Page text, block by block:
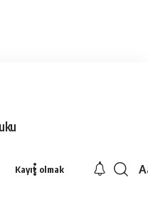
Kayıt olmak